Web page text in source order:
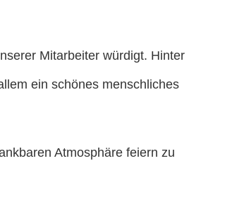
Mitarbeiter würdigt. Hinter
ein schönes menschliches
Atmosphäre feiern zu